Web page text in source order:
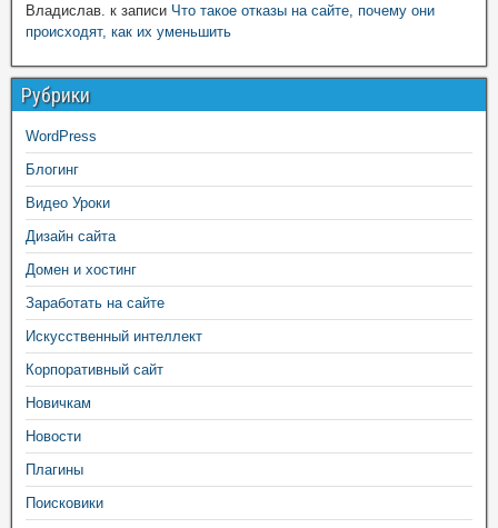
Владислав. к записи Что такое отказы на сайте, почему они
происходят, как их уменьшить
Рубрики
WordPress
Блогинг
Видео Уроки
Дизайн сайта
Домен и хостинг
Заработать на сайте
Искусственный интеллект
Корпоративный сайт
Новичкам
Новости
Плагины
Поисковики